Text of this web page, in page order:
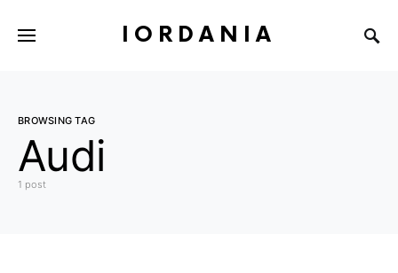
IORDANIA
BROWSING TAG
Audi
1 post